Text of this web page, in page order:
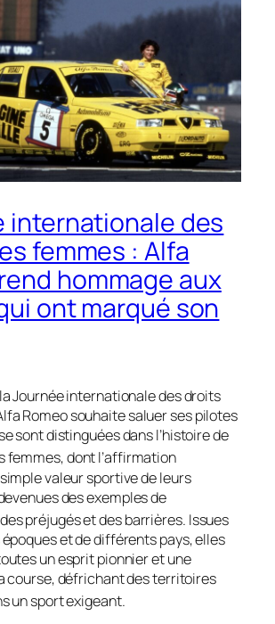
internationale des
femmes : Alfa
hommage aux
ont marqué son
Journée internationale des droits
Romeo souhaite saluer ses pilotes
sont distinguées dans l’histoire de
femmes, dont l’affirmation
valeur sportive de leurs
des exemples de
préjugés et des barrières. Issues
et de différents pays, elles
un esprit pionnier et une
course, défrichant des territoires
un sport exigeant.